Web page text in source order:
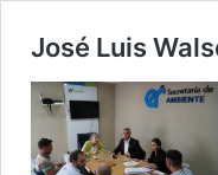
José Luis